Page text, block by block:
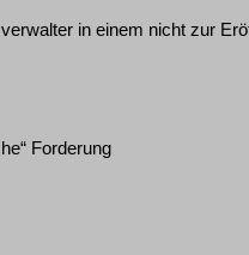
in einem nicht zur
Forderung